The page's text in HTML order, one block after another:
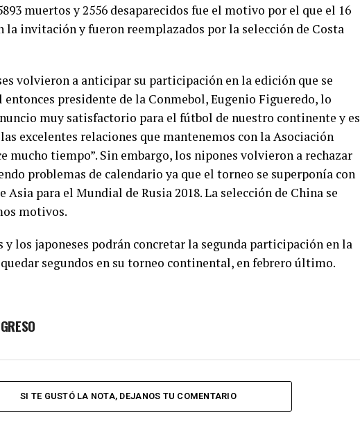
muertos y 2556 desaparecidos fue el motivo por el que el 16
la invitación y fueron reemplazados por la selección de Costa
volvieron a anticipar su participación en la edición que se
entonces presidente de la Conmebol, Eugenio Figueredo, lo
muy satisfactorio para el fútbol de nuestro continente y es
excelentes relaciones que mantenemos con la Asociación
mucho tiempo”. Sin embargo, los nipones volvieron a rechazar
problemas de calendario ya que el torneo se superponía con
para el Mundial de Rusia 2018. La selección de China se
motivos.
y los japoneses podrán concretar la segunda participación en la
segundos en su torneo continental, en febrero último.
SI TE GUSTÓ LA NOTA, DEJANOS TU COMENTARIO